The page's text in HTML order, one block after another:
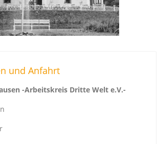
und Anfahrt
-Arbeitskreis Dritte Welt e.V.-